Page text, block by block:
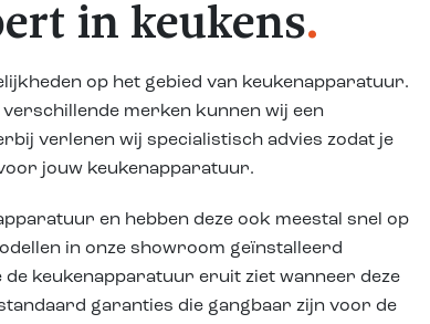
in keukens.
op het gebied van keukenapparatuur.
merken kunnen wij een
verlenen wij specialistisch advies zodat je
jouw keukenapparatuur.
en hebben deze ook meestal snel op
in onze showroom geïnstalleerd
de keukenapparatuur eruit ziet wanneer deze
garanties die gangbaar zijn voor de